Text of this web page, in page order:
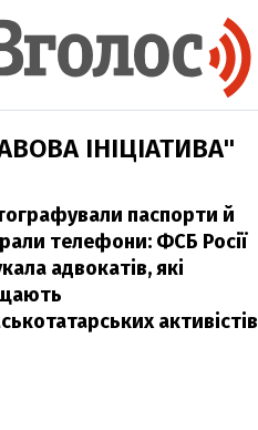
ІНІЦІАТИВА"
паспорти й
телефони: ФСБ Росії
адвокатів, які
активістів